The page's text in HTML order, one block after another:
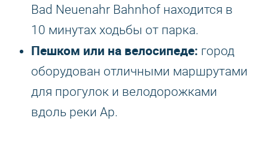
Bad Neuenahr Bahnhof находится в
10 минутах ходьбы от парка.
Пешком или на велосипеде: город
оборудован отличными маршрутами
для прогулок и велодорожками
вдоль реки Ар.